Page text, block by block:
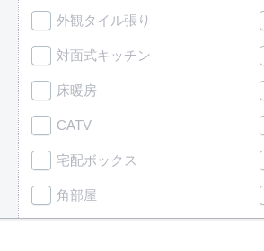
外観タイル張り
対面式キッチン
床暖房
CATV
宅配ボックス
角部屋